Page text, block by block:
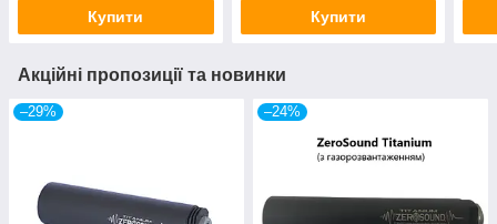
Купити Купити
Акційні пропозиції та новинки
–29% –24%